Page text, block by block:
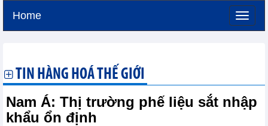
Home
TIN HÀNG HOÁ THẾ GIỚI
Nam Á: Thị trường phế liệu sắt nhập
khẩu ổn định